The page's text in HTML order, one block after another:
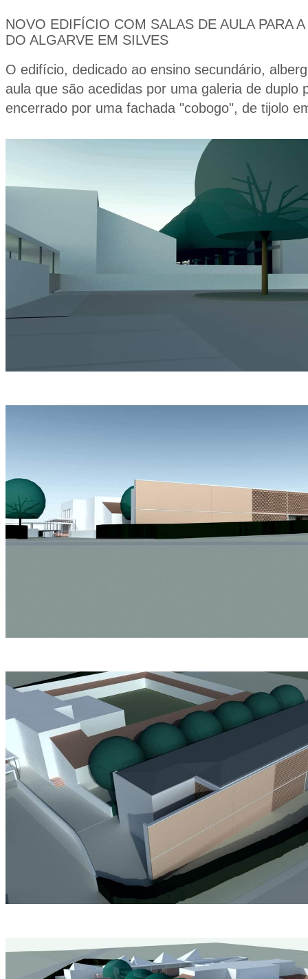
NOVO EDIFÍCIO COM SALAS DE AULA PARA
DO ALGARVE EM SILVES
O edifício, dedicado ao ensino secundário,
aula que são acedidas por uma galeria de duplo
encerrado por uma fachada "cobogo", de tijolo